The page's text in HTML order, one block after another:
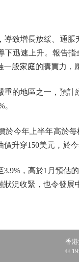
增長放緩、通脹
迅速上升。報告
般家庭的購買力，
地區之一，預計
年上半年高於每
升穿150美元，於
，高於1月預估的
況收緊，也令發展
香
©